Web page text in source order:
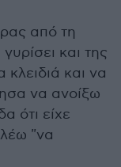
από τη
και της
και να
να ανοίξω
ότι είχε
λέω "να